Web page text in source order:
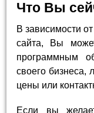
Что Вы
В зависимости
сайта, Вы
программным
своего бизнеса,
цены или
Если вы